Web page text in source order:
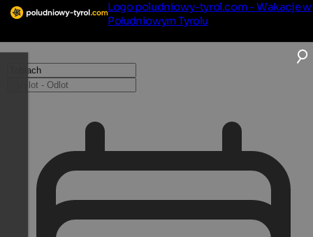
Logo poludniowy-tyrol.com - Wakacje w
Południowym Tyrolu